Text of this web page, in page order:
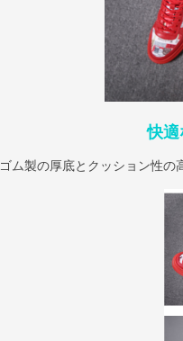
快適
ゴム製の厚底とクッション性の